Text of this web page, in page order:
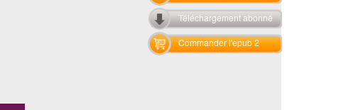
Téléchargement abonné
Commander l'epub 2